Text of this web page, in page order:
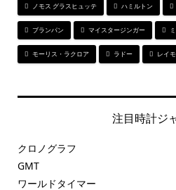
ノモス グラスヒュッテ ハミルトン
ブランパン マイスタージンガー
モーリス・ラクロア ラドー レイ
注目時計ジ
クロノグラフ
GMT
ワールドタイマー